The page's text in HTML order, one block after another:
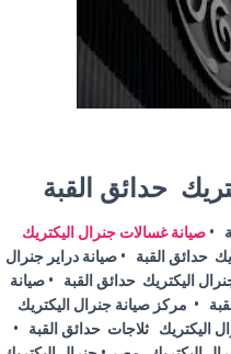
حدائق القبة
•صيانة غسالات جنرال اليكتريك
حدائق القبة • صيانة دراير جنرال
اليكتريك حدائق القبة • صيانة
• مركز صيانة جنرال اليكتريك
اليكتريك ثلاجات حدائق القبة •